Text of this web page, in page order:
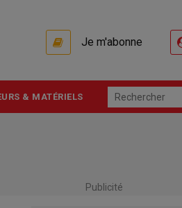
Je m'abonne
& MATÉRIELS
Publicité